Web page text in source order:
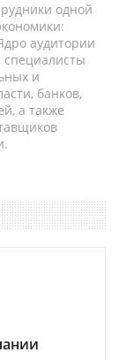
одной
аудитории
специалисты
и
банков,
а также